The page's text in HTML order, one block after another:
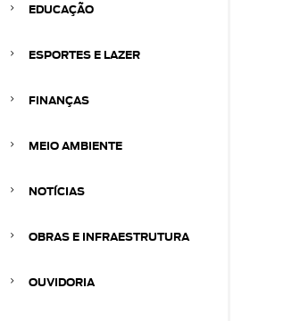
EDUCAÇÃO
ESPORTES E LAZER
FINANÇAS
MEIO AMBIENTE
NOTÍCIAS
OBRAS E INFRAESTRUTURA
OUVIDORIA